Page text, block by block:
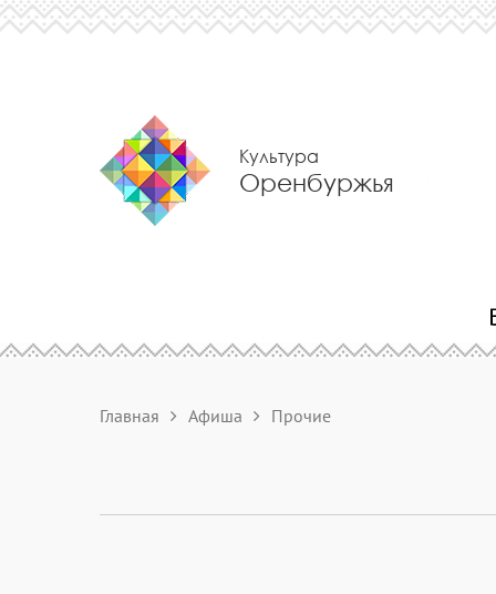
Культура
Оренбуржья
Главная Афиша Прочие